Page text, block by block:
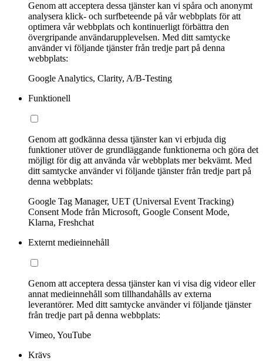
Genom att acceptera dessa tjänster kan vi spåra och anonymt
analysera klick- och surfbeteende på vår webbplats för att
optimera vår webbplats och kontinuerligt förbättra den
övergripande användarupplevelsen. Med ditt samtycke
använder vi följande tjänster från tredje part på denna
webbplats:
Google Analytics, Clarity, A/B-Testing
Funktionell
Genom att godkänna dessa tjänster kan vi erbjuda dig
funktioner utöver de grundläggande funktionerna och göra det
möjligt för dig att använda vår webbplats mer bekvämt. Med
ditt samtycke använder vi följande tjänster från tredje part på
denna webbplats:
Google Tag Manager, UET (Universal Event Tracking)
Consent Mode från Microsoft, Google Consent Mode,
Klarna, Freshchat
Externt medieinnehåll
Genom att acceptera dessa tjänster kan vi visa dig videor eller
annat medieinnehåll som tillhandahålls av externa
leverantörer. Med ditt samtycke använder vi följande tjänster
från tredje part på denna webbplats:
Vimeo, YouTube
Krävs